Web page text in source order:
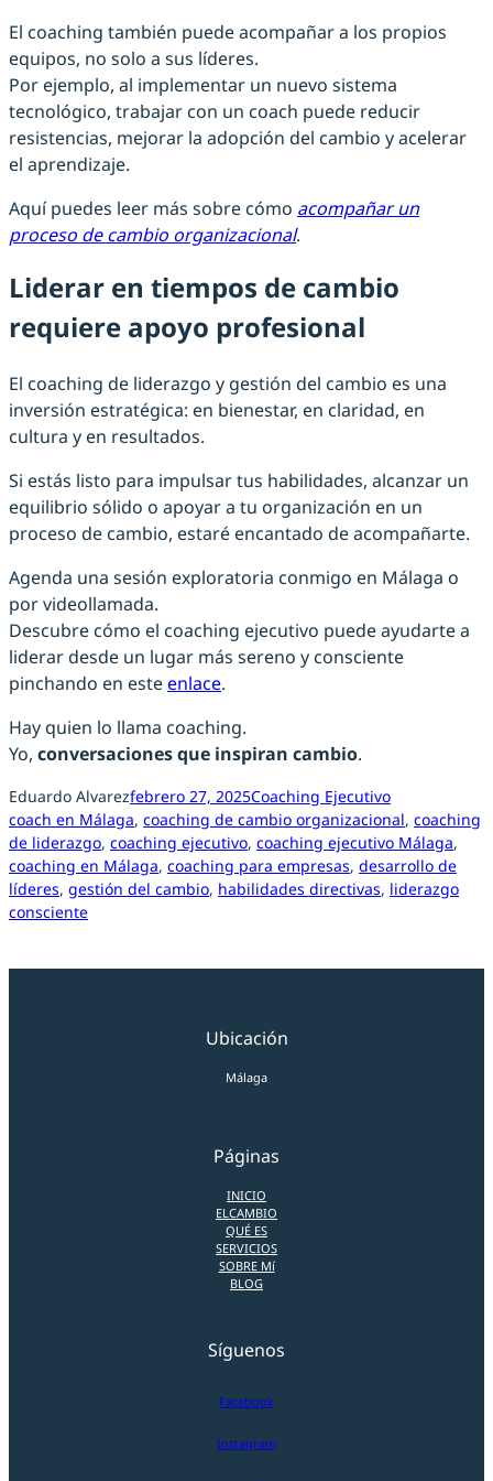
El coaching también puede acompañar a los propios
equipos, no solo a sus líderes.
Por ejemplo, al implementar un nuevo sistema
tecnológico, trabajar con un coach puede reducir
resistencias, mejorar la adopción del cambio y acelerar
el aprendizaje.
Aquí puedes leer más sobre cómo acompañar un
proceso de cambio organizacional.
Liderar en tiempos de cambio
requiere apoyo profesional
El coaching de liderazgo y gestión del cambio es una
inversión estratégica: en bienestar, en claridad, en
cultura y en resultados.
Si estás listo para impulsar tus habilidades, alcanzar un
equilibrio sólido o apoyar a tu organización en un
proceso de cambio, estaré encantado de acompañarte.
Agenda una sesión exploratoria conmigo en Málaga o
por videollamada.
Descubre cómo el coaching ejecutivo puede ayudarte a
liderar desde un lugar más sereno y consciente
pinchando en esteenlace.
Hay quien lo llama coaching.
Yo, conversaciones que inspiran cambio.
Eduardo Alvarezfebrero 27, 2025Coaching Ejecutivo
coach en Málaga, coaching de cambio organizacional, coaching
de liderazgo, coaching ejecutivo, coaching ejecutivo Málaga
coaching en Málaga, coaching para empresas, desarrollo de
líderes, gestión del cambio, habilidades directivas, liderazgo
consciente
Ubicación
Málaga
Páginas
INICIO
ELCAMBIO
QUÉ ES
SERVICIOS
SOBRE Mí
BLOG
Síguenos
Facebook
Instagram